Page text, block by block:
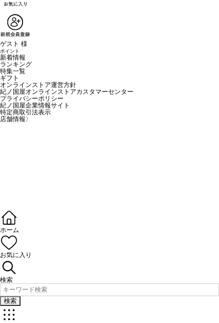
ゲスト 様
ポイント
新着情報
ランキング
特集一覧
ギフト
オンラインストア運営方針
紀ノ国屋オンラインストアカスタマーセンター
プライバシーポリシー
紀ノ国屋企業情報サイト
特定商取引法表示
店舗情報 〉
ホーム
お気に入り
検索
検索